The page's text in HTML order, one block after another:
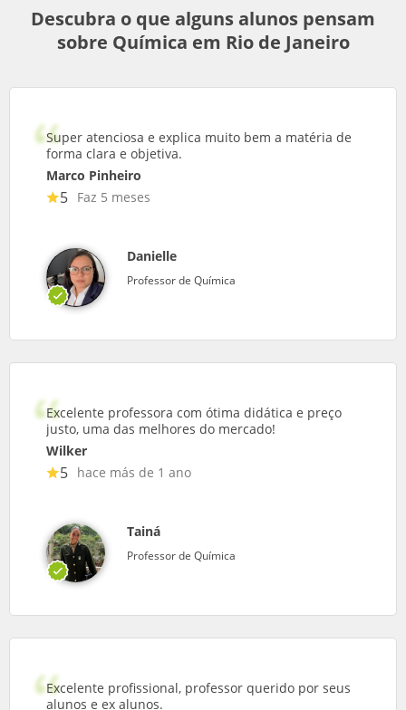
Descubra o que alguns alunos pensam
sobre Química em Rio de Janeiro
Super atenciosa e explica muito bem a matéria de
forma clara e objetiva.
Marco Pinheiro
5 Faz 5 meses
Danielle
Professor de Química
Excelente professora com ótima didática e preço
justo, uma das melhores do mercado!
Wilker
5 hace más de 1 ano
Tainá
Professor de Química
Excelente profissional, professor querido por seus
alunos e ex alunos.